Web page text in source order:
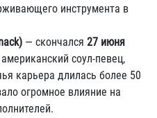
инструмента в
— скончался 27 июня
соул-певец,
карьера длилась более 50
огромное влияние на